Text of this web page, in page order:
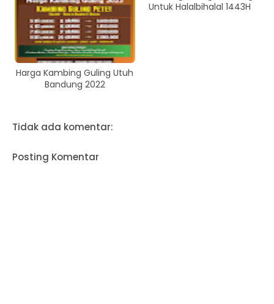
Harga Kambing Guling Utuh
Bandung 2022
Untuk Halalbihalal 1443H
Tidak ada komentar:
Posting Komentar